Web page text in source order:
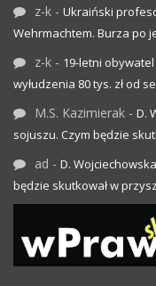
z-k - Ukraiński
Wehrmachtem. Burza po
z-k - 19-letni
wyłudzenia 80 tys. zł od
M.S. Kazimierak - D.
sojuszu. Czym będzie
ad - D.
będzie skutkował w